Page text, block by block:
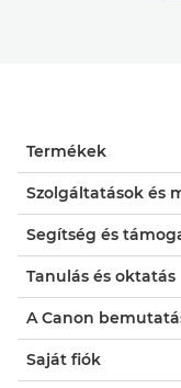
Termékek
Szolgáltatások és
Segítség és
Tanulás és oktatás
A Canon
Saját fiók